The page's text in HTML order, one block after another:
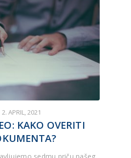
2. APRIL, 2021
KAKO OVERITI